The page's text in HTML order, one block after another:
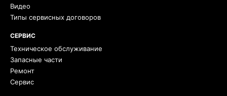
Видео
Типы сервисных договоров
СЕРВИС
Техническое обслуживание
Запасные части
Ремонт
Сервис